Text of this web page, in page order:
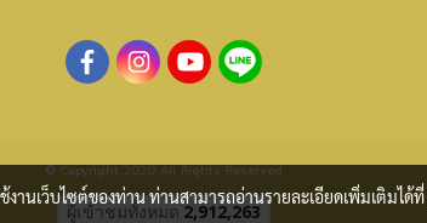
© Copyright 2020 All Rights Reserved
ผู้เข้าชมวันนี้ 1
านเว็บไซต์ของท่าน ท่านสามารถอ่านรายละเอียดเพิ่มเติมได้ที่